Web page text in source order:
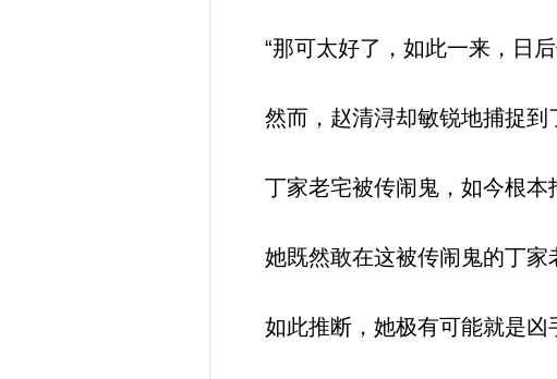
“那可太好了，如此一来，日
然而，赵清浔却敏锐地捕捉
丁家老宅被传闹鬼，如今根本
她既然敢在这被传闹鬼的丁家
如此推断，她极有可能就是凶